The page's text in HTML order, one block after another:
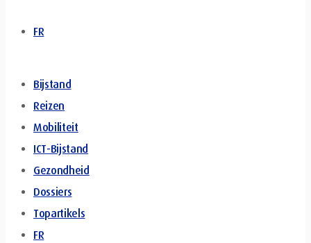
FR
Bijstand
Reizen
Mobiliteit
ICT-Bijstand
Gezondheid
Dossiers
Topartikels
FR